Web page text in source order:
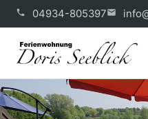
04934-805397